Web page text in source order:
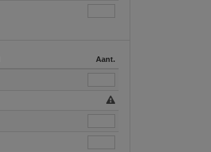
Aant.